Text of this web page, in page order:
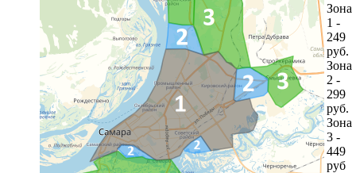
Зона
1 -
249
руб.
Зона
2 -
299
руб.
Зона
3 -
449
руб